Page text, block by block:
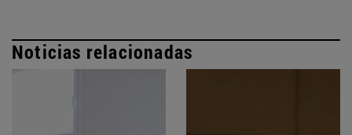
Noticias relacionadas